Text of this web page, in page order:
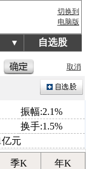
切换到
电脑版
▼ 自选股
取消
振幅:2.1%
换手:1.5%
元
季K 年K